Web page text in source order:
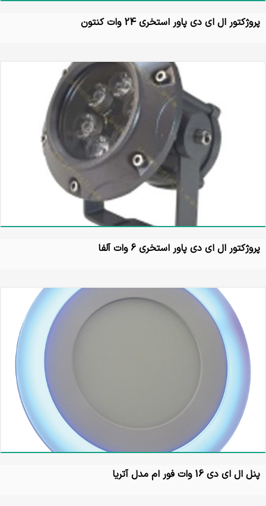
پروژکتور ال ای دی پاور استخری 24 وات کنتون
پروژکتور ال ای دی پاور استخری 6 وات آلفا
پنل ال ای دی 16 وات فور ام مدل آتریا